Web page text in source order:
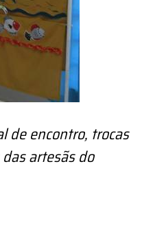
de encontro, trocas
artesãs do